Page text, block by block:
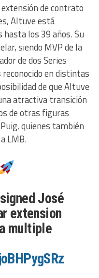
de contrato
Altuve está
los 39 años. Su
siendo MVP de la
de dos Series
en distintas
de que Altuve
atractiva transición
de otras figuras
quienes también
LMB.
José
extension
multiple